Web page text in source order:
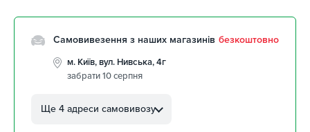
Самовивезення з наших магазинів безкоштовно
м. Київ, вул. Нивська, 4г
забрати 10 серпня
Автолюбителів, 8а
Ще 4 адреси самовивозу